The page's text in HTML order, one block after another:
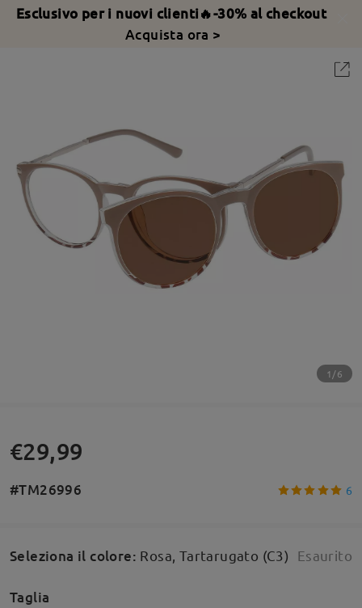
Esclusivo per i nuovi clienti🔥-30% al checkout
Acquista ora >
1/6
€29,99
#TM26996 6
Seleziona il colore: Rosa, Tartarugato (C3) Esaurito
Taglia